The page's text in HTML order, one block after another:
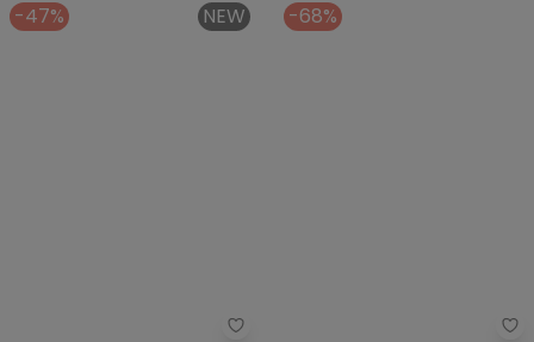
-47%
NEW -68%